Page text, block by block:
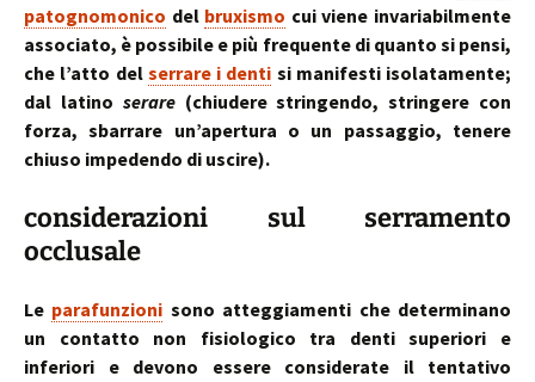
patognomonico del bruxismo cui viene invariabilmente
associato, è possibile e più frequente di quanto si pensi,
che l’atto del serrare i denti si manifesti isolatamente;
dal latino serare(chiudere stringendo, stringere con
forza, sbarrare un’apertura o un passaggio, tenere
chiuso impedendo di uscire).
considerazioni sul serramento
occlusale
Le parafunzioni sono atteggiamenti che determinano
un contatto non fisiologico tra denti superiori e
inferiori e devono essere considerate il tentativo